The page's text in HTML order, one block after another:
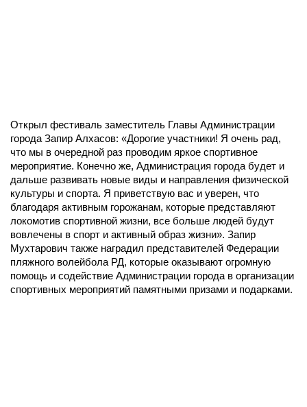
Открыл фестиваль заместитель Главы Администрации
города Запир Алхасов: «Дорогие участники! Я очень рад,
что мы в очередной раз проводим яркое спортивное
мероприятие. Конечно же, Администрация города будет и
дальше развивать новые виды и направления физической
культуры и спорта. Я приветствую вас и уверен, что
благодаря активным горожанам, которые представляют
локомотив спортивной жизни, все больше людей будут
вовлечены в спорт и активный образ жизни». Запир
Мухтарович также наградил представителей Федерации
пляжного волейбола РД, которые оказывают огромную
помощь и содействие Администрации города в организации
спортивных мероприятий памятными призами и подарками.